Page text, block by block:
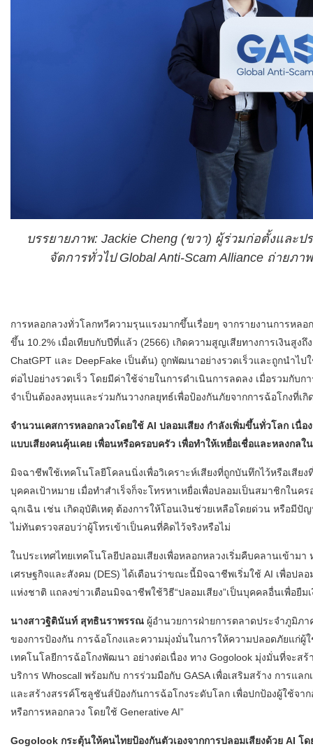
บรรยายภาพ: Jackie Cheng (ขวา) ผู้ร่วมก่อตั้งและป
จัดการทั่วไป Global Anti-Scam Alliance ถ่ายภ
การหลอกลวงทั่วโลกทวีความรุนแรงมากขึ้นเรื่อยๆ จากรายงานการหล
ขึ้น 10.2% เมื่อเทียบกับปีที่แล้ว (2566) เกิดความสูญเสียทางการเงินสู
ChatGPT และ DeepFake เป็นต้น) ถูกพัฒนาอย่างรวดเร็วและถูกนำ
ต่อไปอย่างรวดเร็ว โดยมีค่าใช้จ่ายในการดำเนินการลดลง เมื่อรวมกั
จำเป็นต้องลงทุนและร่วมกันวางกลยุทธ์เพื่อป้องกันภัยจากการฉ้อโกงที่เ
จำนวนเคสการหลอกลวงโดยใช้ AI ปลอมเสียง กำลังเพิ่มขึ้นทั่วโลก เนื่
แบบเสียงคนคุ้นเคย เพื่อนหรือครอบครัว เพื่อทำให้เหยื่อเชื่อและหลงกลใ
มิจฉาชีพใช้เทคโนโลยีโคลนนิ่งเพื่อวิเคราะห์เสียงที่ถูกบันทึกไว้หรือเสียง
บุคคลเป้าหมาย เมื่อทำสำเร็จก็จะโทรหาเหยื่อเพื่อปลอมเป็นสมาชิกใน
ฉุกเฉิน เช่น เกิดอุบัติเหตุ ต้องการให้โอนเงินช่วยเหลือโดยด่วน หรือมีปั
ไม่ทันตรวจสอบว่าผู้โทรเข้าเป็นคนที่คิดไว้จริงหรือไม่
ในประเทศไทยเทคโนโลยีปลอมเสียงเพื่อหลอกหลวงเริ่มคืบคลานเข้าม
เศรษฐกิจและสังคม (DES) ได้เตือนว่าขณะนี้มิจฉาชีพเริ่มใช้ AI เพื่อป
แห่งชาติ แถลงข่าวเตือนมิจฉาชีพใช้วิธี“ปลอมเสียง”เป็นบุคคลอื่นเพื่อยื
นางสาวฐิตินันท์ สุทธินราพรรณ ผู้อำนวยการฝ่ายการตลาดประจำภูมิภ
ของการป้องกัน การฉ้อโกงและความมุ่งมั่นในการให้ความปลอดภัยแก่ผู้ใ
เทคโนโลยีการฉ้อโกงพัฒนา อย่างต่อเนื่อง ทาง Gogolook มุ่งมั่นที่จะ
บริการ Whoscall พร้อมกับ การร่วมมือกับ GASA เพื่อเสริมสร้าง การแ
และสร้างสรรค์โซลูชันส์ป้องกันการฉ้อโกงระดับโลก เพื่อปกป้องผู้ใช้จา
หรือการหลอกลวง โดยใช้ Generative AI”
Gogolook กระตุ้นให้คนไทยป้องกันตัวเองจากการปลอมเสียงด้วย AI โ